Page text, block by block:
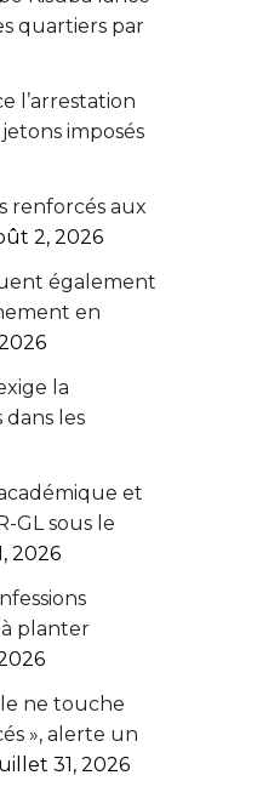
quartiers par
l’arrestation
imposés
renforcés aux
2, 2026
également
en
la
les
et
GL sous le
2026
à planter
ne touche
», alerte un
31, 2026